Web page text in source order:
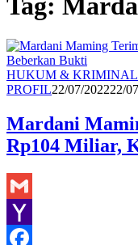
Tag:
HUKUM & KRIMINAL
PROFILRedaksi
22/07/202222/
Mardani
Rp104 Miliar,
Gmail
Yahoo